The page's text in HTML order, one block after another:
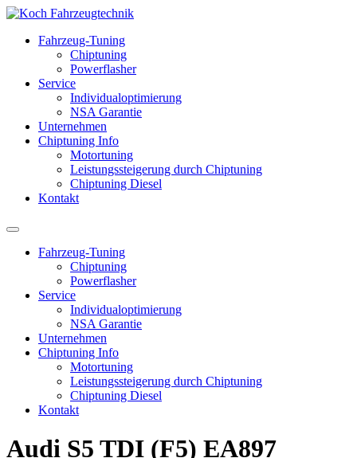
Fahrzeug-Tuning
Chiptuning
Powerflasher
Service
Individualoptimierung
NSA Garantie
Unternehmen
Chiptuning Info
Motortuning
Leistungssteigerung durch Chiptuning
Chiptuning Diesel
Kontakt
Fahrzeug-Tuning
Chiptuning
Powerflasher
Service
Individualoptimierung
NSA Garantie
Unternehmen
Chiptuning Info
Motortuning
Leistungssteigerung durch Chiptuning
Chiptuning Diesel
Kontakt
Audi S5 TDI (F5) EA897